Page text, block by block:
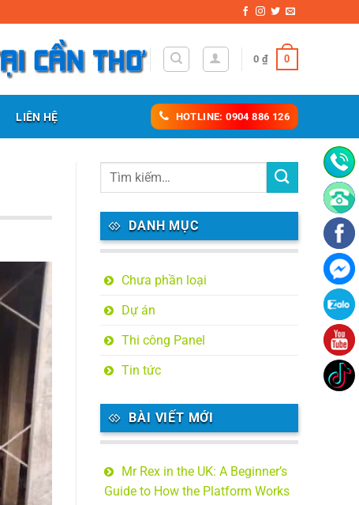
0 ₫ 0
LIÊN HỆ HOTLINE: 0904 886 126
DANH MỤC
Chưa phần loại
Dự án
Thi công Panel
Tin tức
BÀI VIẾT MỚI
Mr Rex in the UK: A Beginner’s
Guide to How the Platform Works